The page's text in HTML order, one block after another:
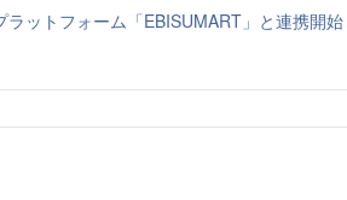
ラットフォーム「EBISUMART」と連携開始